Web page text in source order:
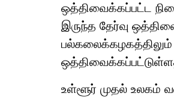
ஒத்திவைக்கப்பட்ட
இருந்த தேர்வு
உள்ளூர் முதல் உலகம்